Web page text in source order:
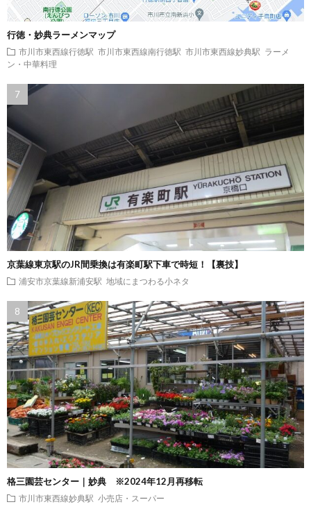
行徳・妙典ラーメンマップ
市川市東西線行徳駅 市川市東西線南行徳駅 市川市東西線妙典駅
ラーメ
ン・中華料理
京葉線東京駅のJR間乗換は有楽町駅下車で時短！【裏技】
浦安市京葉線新浦安駅 地域にまつわる小ネタ
格三園芸センター｜妙典 ※2024年12月再移転
市川市東西線妙典駅 小売店・スーパー